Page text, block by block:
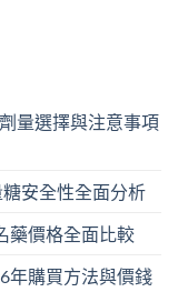
量選擇與注意事項
安全性全面分析
藥價格全面比較
年購買方法與價錢